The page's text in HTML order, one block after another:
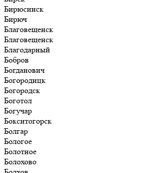
Бирюсинск
Бирюч
Благовещенск
Благовещенск
Благодарный
Бобров
Богданович
Богородицк
Богородск
Боготол
Богучар
Бокситогорск
Болгар
Бологое
Болотное
Болохово